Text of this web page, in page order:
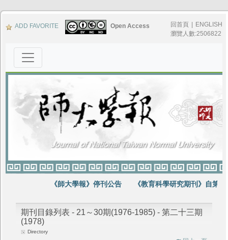
ADD FAVORITE Open Access 回首頁
ENGLISH
瀏覽人數:2506822
《師大學報》停刊公告 《教育科學研究期刊》自第
期刊目錄列表 - 21～30期(1976-1985) - 第二十三期
(1978)
Directory